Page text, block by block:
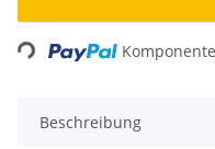
Loading...
Beschreibung